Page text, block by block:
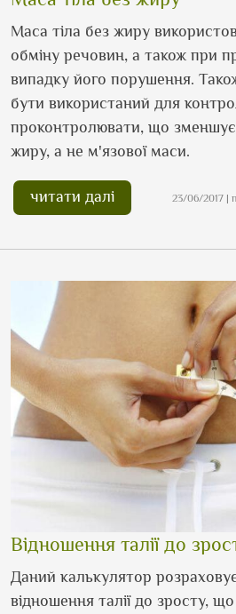
Маса тіла без жиру
обміну речовин, а також при
випадку його порушення.
бути використаний для
проконтролювати, що
жиру, а не м'язової маси.
читати далі 23/06/2017 |
Відношення талії до
Даний калькулятор
відношення талії до зросту,